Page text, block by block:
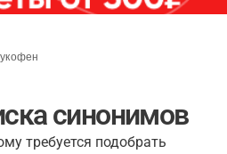
синонимов
требуется подобрать